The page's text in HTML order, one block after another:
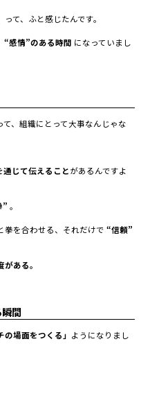
て、ふと感じたんです。
“感情”のある時間 になっていまし
、組織にとって大事なんじゃな
通じて伝えることがあるんですよ
” 。
拳を合わせる、それだけで “信頼”
ある。
間
の場面をつくる」 ようになりまし